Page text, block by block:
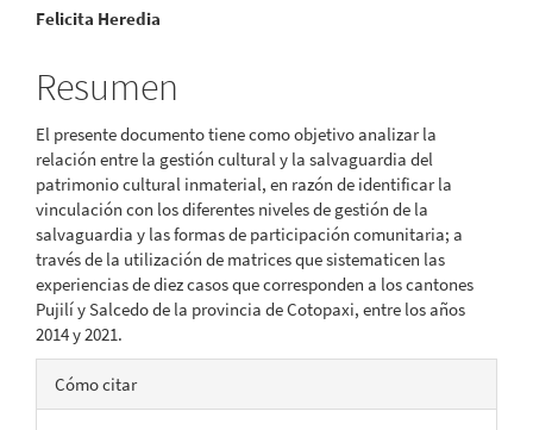
Contenido
principal
del
artículo
Felicita Heredia
Resumen
El presente documento tiene como objetivo analizar la
relación entre la gestión cultural y la salvaguardia del
patrimonio cultural inmaterial, en razón de identificar la
vinculación con los diferentes niveles de gestión de la
salvaguardia y las formas de participación comunitaria; a
través de la utilización de matrices que sistematicen las
experiencias de diez casos que corresponden a los cantones
Pujilí y Salcedo de la provincia de Cotopaxi, entre los años
2014 y 2021.
Detalles
del
Cómo citar